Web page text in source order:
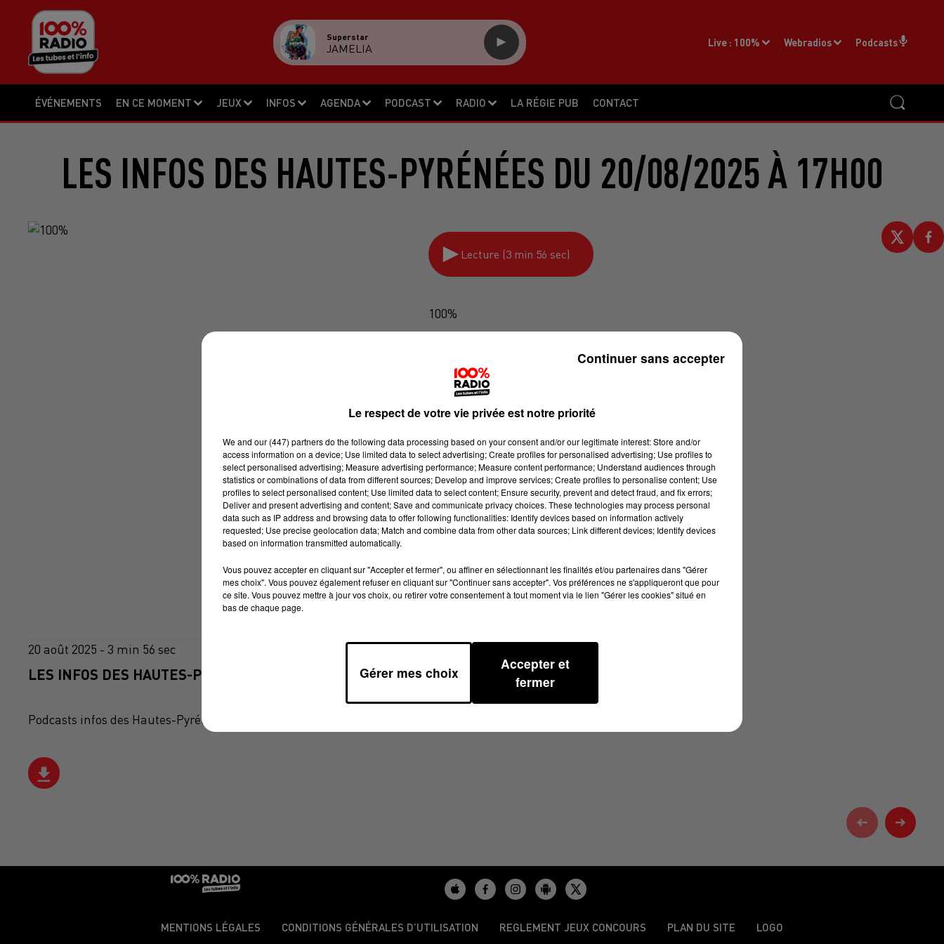
ÉVÉNEMENTS EN CE MOMENT JEUX INFOS AGENDA PODCAST RADIO LA RÉGIE PUB CONTACT
Live : 100% Webradios Podcasts
Superstar
JAMELIA
LES INFOS DES HAUTES-PYRÉNÉES DU 20/08/2025 À 17H00
Lecture (3 min 56 sec)
100%
20 août 2025 - 3 min 56 sec
LES INFOS DES HAUTES-PYRÉNÉES DU 20/08/2025 À 17H00
Podcasts infos des Hautes-Pyrénées
MENTIONS LÉGALES CONDITIONS GÉNÉRALES D’UTILISATION REGLEMENT JEUX CONCOURS PLAN DU SITE LOGO
Le respect de votre vie privée est notre priorité
We and our (447) partnersdo the following data processing based on your consent and/or our legitimate interest: Store and/or
access information on a device; Use limited data to select advertising; Create profiles for personalised advertising; Use profiles to
select personalised advertising; Measure advertising performance; Measure content performance; Understand audiences through
statistics or combinations of data from different sources; Develop and improve services; Create profiles to personalise content; Use
profiles to select personalised content; Use limited data to select content; Ensure security, prevent and detect fraud, and fix errors;
Deliver and present advertising and content; Save and communicate privacy choices. These technologies may process personal
data such as IP address and browsing data to offer following functionalities: Identify devices based on information actively
requested; Use precise geolocation data; Match and combine data from other data sources; Link different devices; Identify devices
based on information transmitted automatically.
Vous pouvez accepter en cliquant sur "Accepter et fermer", ou affiner en sélectionnant les finalités et/ou partenaires dans "Gérer
mes choix". Vous pouvez également refuser en cliquant sur "Continuer sans accepter". Vos préférences ne s'appliqueront que pour
ce site. Vous pouvez mettre à jour vos choix, ou retirer votre consentement à tout moment via le lien "Gérer les cookies" situé en
bas de chaque page.
Gérer mes choix
Accepter et
fermer
Continuer sans accepter